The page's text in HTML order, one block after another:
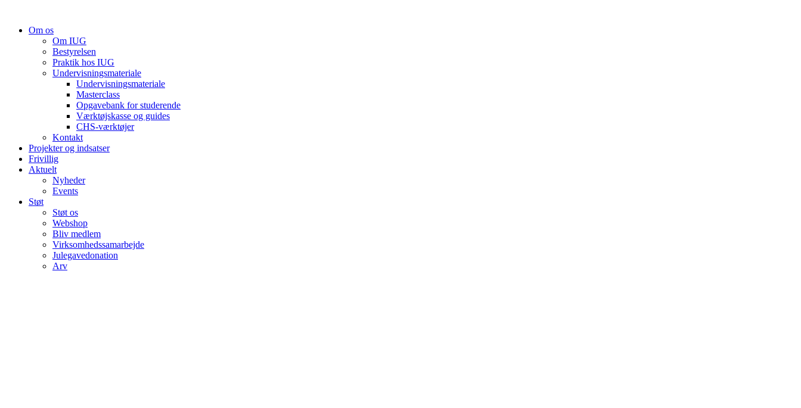
indholdOm os
Om IUG
Bestyrelsen
Praktik hos IUG
Undervisningsmateriale
Undervisningsmateriale
Masterclass
Opgavebank for studerende
Værktøjskasse og guides
CHS-værktøjer
Kontakt
Projekter og indsatser
Frivillig
Aktuelt
Nyheder
Events
Støt
Støt os
Webshop
Bliv medlem
Virksomhedssamarbejde
Julegavedonation
Arv